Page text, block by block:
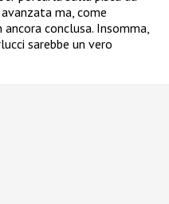
ma, come
conclusa. Insomma,
sarebbe un vero